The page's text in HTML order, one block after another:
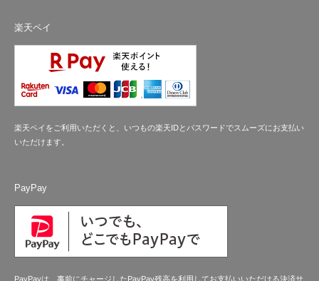
楽天ペイ
楽天ペイをご利用いただくと、いつもの楽天IDとパスワードでスムーズにお支払い
いただけます。
PayPay
PayPayは、事前にチャージしたPayPay残高を利用してお支払いいただける決済サ